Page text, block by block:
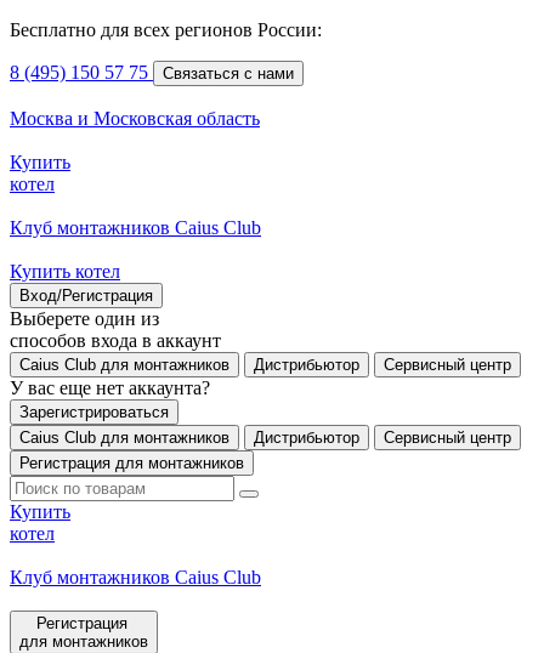
Бесплатно для всех регионов России:
8 (495) 150 57 75 Связаться с нами
Москва и Московская область
Купить
котел
Клуб монтажников Caius Club
Купить котел
Вход/Регистрация
Выберете один из
способов входа в аккаунт
Caius Club для монтажников Дистрибьютор Сервисный центр
У вас еще нет аккаунта?
Зарегистрироваться
Caius Club для монтажников
Дистрибьютор
Сервисный центр
Регистрация для монтажников
Купить
котел
Клуб монтажников Caius Club
Регистрация
для монтажников